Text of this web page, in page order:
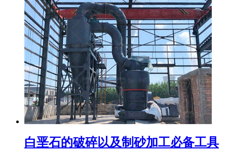
白垩石的破碎以及制砂加工必备工具